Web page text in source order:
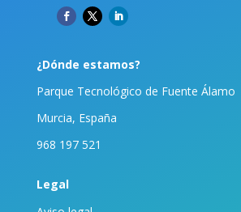
¿Dónde estamos?
Parque Tecnológico de Fuente Álamo
Murcia, España
968 197 521
Legal